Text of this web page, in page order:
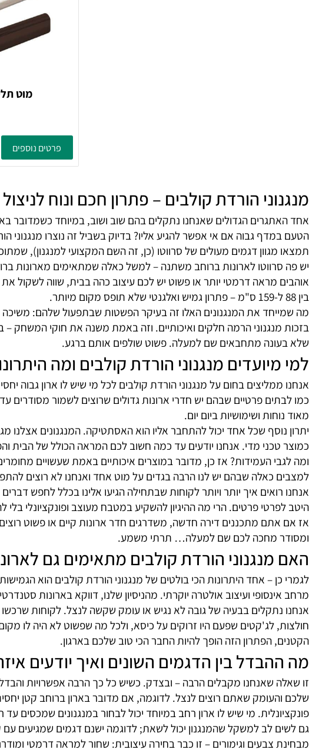
הורדת קולבים – פתרון חכם ונוח לניצול
הגדולים שאנחנו נתקלים בהם שוב ושוב, במיוחד כשמדובר
גבוה אם אי אפשר להגיע אליו? בדיוק בשביל זה נוצרו מנגנוני
דגמים מעולים של סרווטו (כן, זה השם המקצועי למנגנון),
דרמטי יותר או פשוט יש לכם עיצוב כהה בבית, שווה לשקול את
את המנגנונים האלו זה בעיקר הפשטות שבתפעול שלהם: משיכה
הרמה חלקים ואיכותיים. וזה באמת משנה את חוקי המשחק –
מתחבאים שם למעלה. פשוט שולפים אותם ברגע.
מנגנוני הורדת קולבים ומה
בחום על מנגנוני הורדת קולבים לכל מי שיש לו ארון גבוה
פרטיים שבהם יש חדרי ארונות גדולים שרוצים לשמור מסודרים עד
ושימושיות ביום יום.
שכל אחד יכול להתחבר אליו הוא האסתטיקה. המנגנונים אצלנו
מדי. אנחנו יודעים עד כמה חשוב לכם המראה הכולל של הבית
שבהם יש לנו הרבה בגדים על מוט אחד ואנחנו לא רוצים להתפשר.
איך יותר ויותר לקוחות שבתחילה הגיעו אלינו בכלל לחפש דברים
פרטים. הרי מה ההיגיון להשקיע במטבח מעוצב ופונקציונלי בלי
מתכננים דירה חדשה, משדרגים חדר ארונות קיים או פשוט רוצים
מחכה לכם שם למעלה… תרתי משמע.
הורדת קולבים מתאימים גם
– אחד היתרונות הכי בולטים של מנגנוני הורדת קולבים הוא
ועיצוב אולטרה יוקרתי. מהניסיון שלנו, דווקא בארונות
לג'קטים שפעם היו זרוקים על כיסא, ולכל מה שפשוט לא היה לו
הפתרון הזה הופך להיות החבר הכי טוב שלכם בארגון.
בין הדגמים השונים ואיך יודעים איזה
שאנחנו מקבלים הרבה – ובצדק. כשיש כל כך הרבה אפשרויות והבדלים